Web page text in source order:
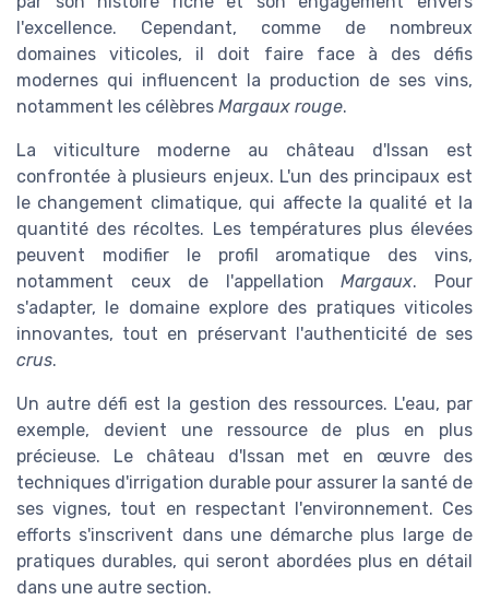
l'excellence. Cependant, comme de nombreux
domaines viticoles, il doit faire face à des défis
modernes qui influencent la production de ses vins,
notamment les célèbres Margaux rouge.
La viticulture moderne au château d'Issan est
confrontée à plusieurs enjeux. L'un des principaux est
le changement climatique, qui affecte la qualité et la
quantité des récoltes. Les températures plus élevées
peuvent modifier le profil aromatique des vins,
notamment ceux de l'appellationMargaux. Pour
s'adapter, le domaine explore des pratiques viticoles
innovantes, tout en préservant l'authenticité de ses
crus.
Un autre défi est la gestion des ressources. L'eau, par
exemple, devient une ressource de plus en plus
précieuse. Le château d'Issan met en œuvre des
techniques d'irrigation durable pour assurer la santé de
ses vignes, tout en respectant l'environnement. Ces
efforts s'inscrivent dans une démarche plus large de
pratiques durables, qui seront abordées plus en détail
dans une autre section.